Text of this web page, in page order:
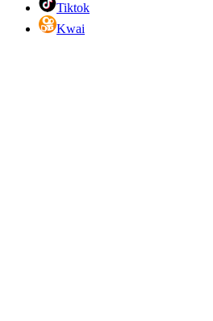
Tiktok
Kwai